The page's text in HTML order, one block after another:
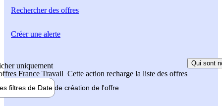
Rechercherdes offres
uniquement
France Travail Cette action recharge la liste des offres
Qui sont
filtres de Date de création de l'offre
Créer une alerte